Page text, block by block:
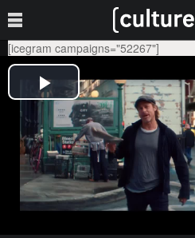
[icegram campaigns="52267"]